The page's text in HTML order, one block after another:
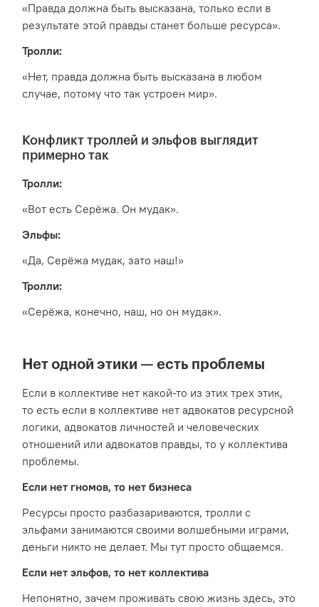
«Правда должна быть высказана, только если в
результате этой правды станет больше ресурса».
Тролли:
«Нет, правда должна быть высказана в любом
случае, потому что так устроен мир».
Конфликт троллей и эльфов выглядит
примерно так
Тролли:
«Вот есть Серёжа. Он мудак».
Эльфы:
«Да, Серёжа мудак, зато наш!»
Тролли:
«Серёжа, конечно, наш, но он мудак».
Нет одной этики — есть проблемы
Если в коллективе нет какой-то из этих трех этик,
то есть если в коллективе нет адвокатов ресурсной
логики, адвокатов личностей и человеческих
отношений или адвокатов правды, то у коллектива
проблемы.
Если нет гномов, то нет бизнеса
Ресурсы просто разбазариваются, тролли с
эльфами занимаются своими волшебными играми,
деньги никто не делает. Мы тут просто общаемся.
Если нет эльфов, то нет коллектива
Непонятно, зачем проживать свою жизнь здесь, это